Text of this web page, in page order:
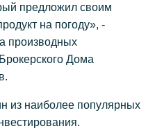
предложил своим
на погоду», -
производных
Дома
из наиболее популярных